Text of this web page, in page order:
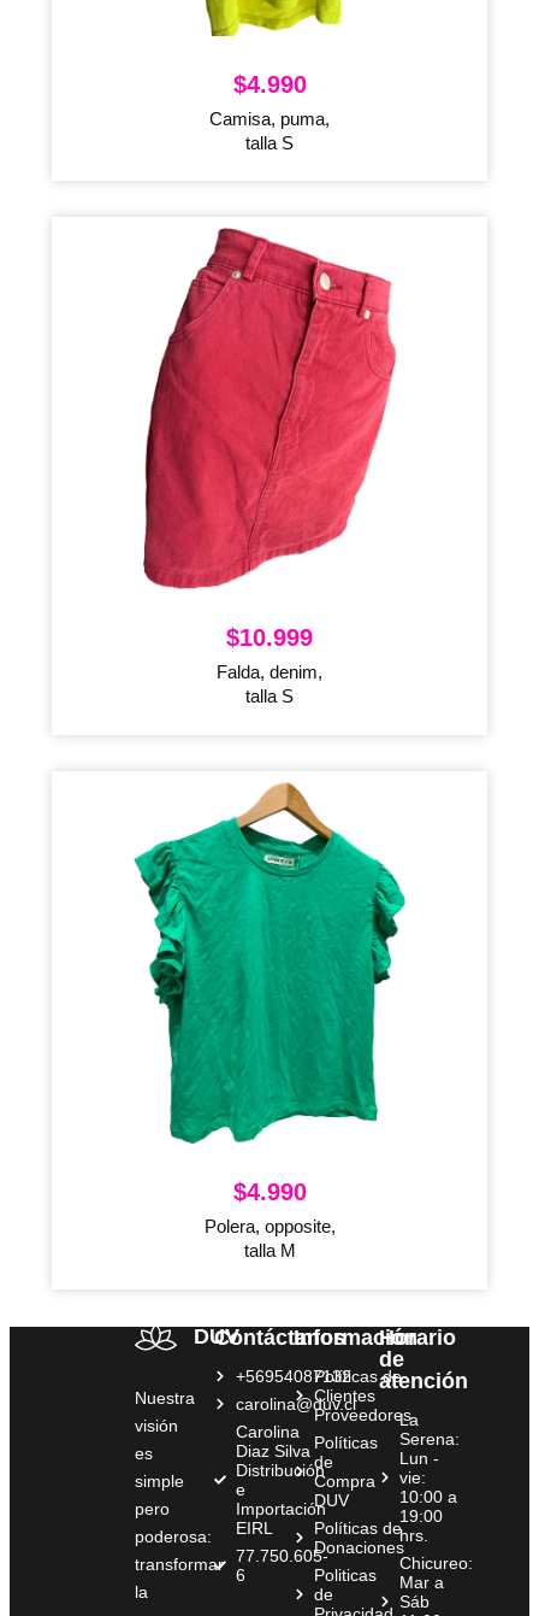
$4.990
Camisa, puma,
talla S
$10.999
Falda, denim,
talla S
$4.990
Polera, opposite,
talla M
DUV
Nuestra
visión
es
simple
pero
poderosa:
transformar
la
Contáctanos
+56954087132
carolina@duv.cl
Carolina
Diaz Silva
Distribución
e
Importación
EIRL
77.750.605-
6
Información
Políticas de
Clientes
Proveedores
Políticas
de
Compra
DUV
Políticas de
Donaciones
Politicas
de
Horario
de
atención
La
Serena:
Lun -
vie:
10:00 a
19:00
hrs.
Chicureo:
Mar a
Sáb